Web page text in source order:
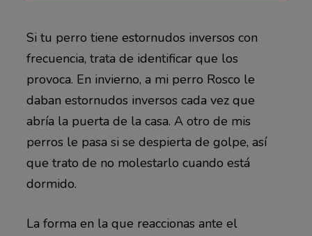
Si tu perro tiene estornudos inversos con
frecuencia, trata de identificar que los
provoca. En invierno, a mi perro Rosco le
daban estornudos inversos cada vez que
abría la puerta de la casa. A otro de mis
perros le pasa si se despierta de golpe, así
que trato de no molestarlo cuando está
dormido.
La forma en la que reaccionas ante el